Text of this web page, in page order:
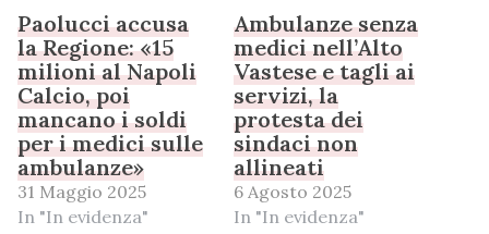
Paolucci accusa
la Regione: «15
milioni al Napoli
Calcio, poi
mancano i soldi
per i medici sulle
ambulanze»
31 Maggio 2025
In "In evidenza"
Ambulanze senza
medici nell’Alto
Vastese e tagli ai
servizi, la
protesta dei
sindaci non
allineati
6 Agosto 2025
In "In evidenza"